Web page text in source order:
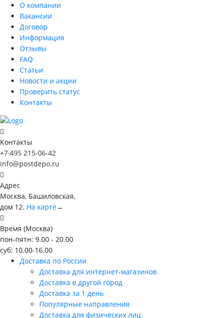
О компании
Вакансии
Договор
Информация
Отзывы
FAQ
Статьи
Новости и акции
Проверить статус
Контакты
Контакты
+7 495 215-06-42
info@postdepo.ru
Адрес
Москва, Башиловская,
дом 12. На карте→
Время (Москва)
пон-пятн: 9.00 - 20.00
суб: 10.00-16.00
Доставка по России
Доставка для интернет-магазинов
Доставка в другой город
Доставка за 1 день
Популярные направления
Доставка для физических лиц